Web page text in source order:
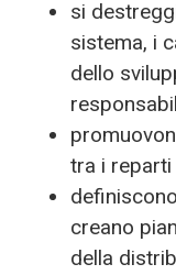
si
sistema, i
dello
tra i
creano
della